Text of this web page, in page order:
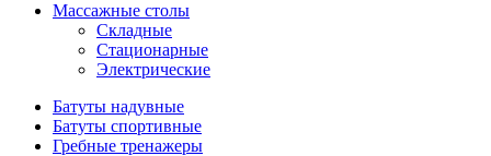
Массажные столы
Складные
Стационарные
Электрические
Батуты надувные
Батуты спортивные
Гребные тренажеры